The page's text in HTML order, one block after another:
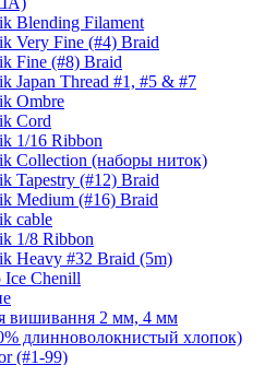
Blending Filament
Very Fine (#4) Braid
Fine (#8) Braid
Japan Thread #1, #5 & #7
Ombre
Cord
1/16 Ribbon
Collection (наборы ниток)
Tapestry (#12) Braid
Medium (#16) Braid
cable
1/8 Ribbon
Heavy #32 Braid (5m)
Ice Chenill
вишивання 2 мм, 4 мм
длинноволокнистый хлопок)
(#1-99)